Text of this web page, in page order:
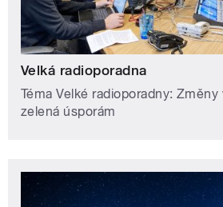
Velká radioporadna
Téma Velké radioporadny:
zelená úsporám